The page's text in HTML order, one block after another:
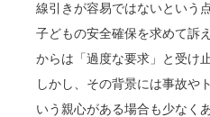
線引きが容易ではないという
子どもの安全確保を求めて訴
からは「過度な要求」と受け
しかし、その背景には事故や
いう親心がある場合も少なく